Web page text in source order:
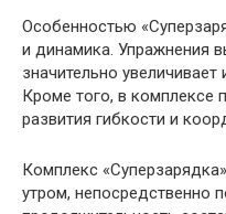
Особенностью
и динамика. Упражнения
значительно увеличивает
Кроме того, в комплексе
развития гибкости и
Комплекс
утром, непосредственно